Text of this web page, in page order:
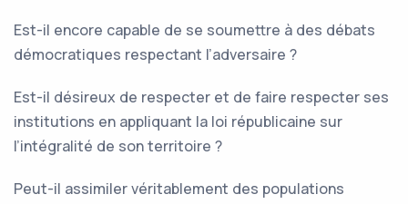
Est-il encore capable de se soumettre à des débats
démocratiques respectant l’adversaire ?
Est-il désireux de respecter et de faire respecter ses
institutions en appliquant la loi républicaine sur
l’intégralité de son territoire ?
Peut-il assimiler véritablement des populations